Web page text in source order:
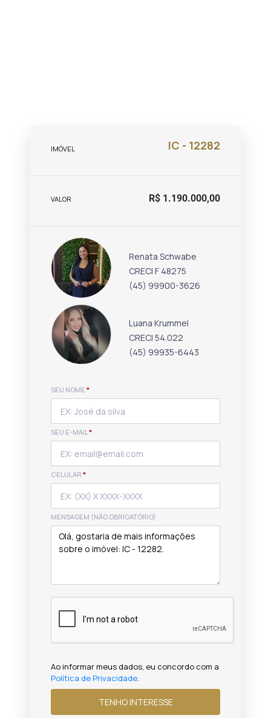
IMÓVEL IC - 12282
VALOR R$ 1.190.000,00
Renata Schwabe
CRECI F 48275
(45) 99900-3626
Luana Krummel
CRECI 54.022
(45) 99935-6443
SEU NOME *
SEU E-MAIL*
CELULAR *
MENSAGEM (NÃO OBRIGATÓRIO)
Ao informar meus dados, eu concordo com a
Política de Privacidade.
TENHO INTERESSE